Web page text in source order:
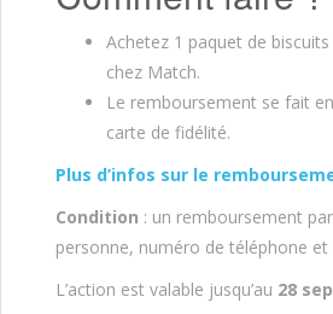
Achetez 1 paquet de biscuits
chez Match.
Le remboursement se fait
carte de fidélité.
Plus d’infos sur le
Condition : un remboursement
personne, numéro de téléphone et
L’action est valable jusqu’au 28